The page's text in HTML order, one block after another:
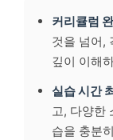
커리큘럼
것을 넘어,
깊이 이해
실습 시간
고, 다양한
습을 충분